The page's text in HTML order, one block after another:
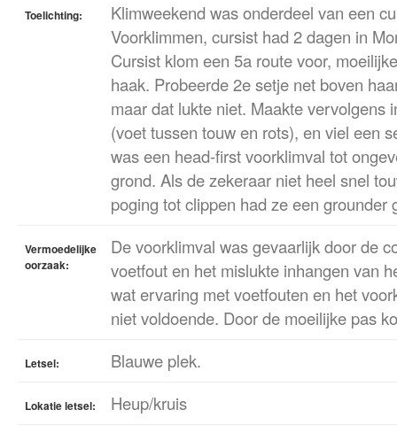
Toelichting:
Klimweekend was onderdeel van een
Voorklimmen, cursist had 2 dagen in
Cursist klom een 5a route voor,
haak. Probeerde 2e setje net boven
maar dat lukte niet. Maakte vervolgens
(voet tussen touw en rots), en viel een
was een head-first voorklimval tot
grond. Als de zekeraar niet heel snel
poging tot clippen had ze een grounder
Vermoedelijke
oorzaak:
De voorklimval was gevaarlijk door de
voetfout en het mislukte inhangen van
wat ervaring met voetfouten en het
niet voldoende. Door de moeilijke pas
Letsel: Blauwe plek.
Lokatie letsel: Heup/kruis